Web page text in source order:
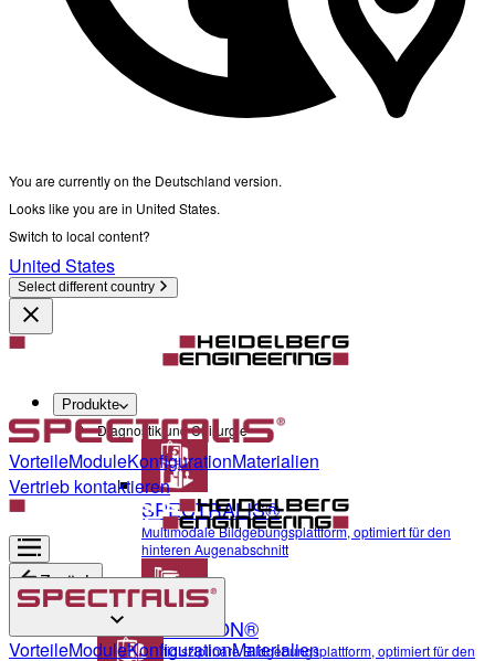
You are currently on the Deutschland version.
Looks like you are in United States.
Switch to local content?
United States
Select different country
Produkte
Diagnostik und Chirurgie
SPECTRALIS®
Multimodale Bildgebungsplattform, optimiert für den
hinteren Augenabschnitt
ANTERION®
Multidisziplinäre Bildgebungsplattform, optimiert für den
VorteileModuleKonfigurationMaterialien
Vertrieb kontaktieren
Zurück
Diagnostik und Chirurgie
VorteileModuleKonfigurationMaterialien